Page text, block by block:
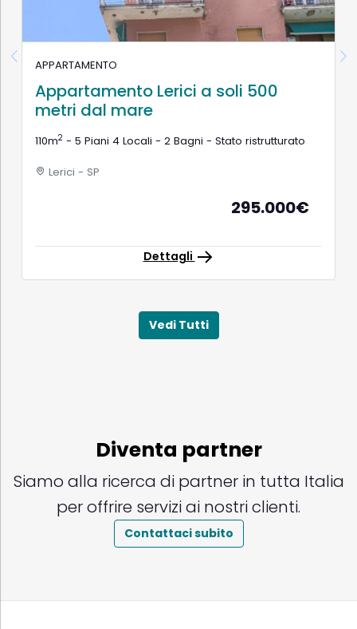
APPARTAMENTO
Appartamento Lerici a soli 500
metri dal mare
110m2 - 5 Piani 4 Locali - 2 Bagni - Stato ristrutturato
Lerici - SP
295.000€
Dettagli
Vedi Tutti
Diventa partner
Siamo alla ricerca di partner in tutta Italia
per offrire servizi ai nostri clienti.
Contattaci subito